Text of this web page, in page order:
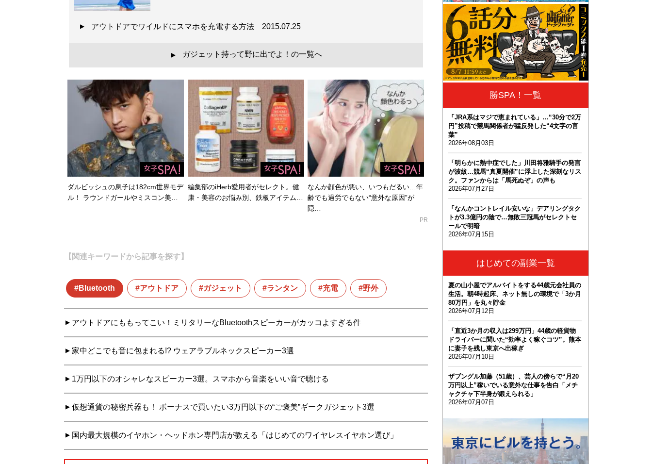
アウトドアでワイルドにスマホを充電する方法 2015.07.25
▲ ガジェット持って野に出でよ！の一覧へ
ダルビッシュの息子は182cm世界モデ
ル！ ラウンドガールやミスコン美…
編集部のiHerb愛用者がセレクト。健
康・美容のお悩み別、鉄板アイテム…
なんか顔色が悪い、いつもだるい…年
齢でも過労でもない“意外な原因”が
隠…
PR
【関連キーワードから記事を探す】
Bluetooth アウトドア ガジェット ランタン 充電 野外
アウトドアにももってこい！ミリタリーなBluetoothスピーカーがカッコよすぎる件
家中どこでも音に包まれる!? ウェアラブルネックスピーカー3選
1万円以下のオシャレなスピーカー3選。スマホから音楽をいい音で聴ける
仮想通貨の秘密兵器も！ ボーナスで買いたい3万円以下の“ご褒美”ギークガジェット3選
国内最大規模のイヤホン・ヘッドホン専門店が教える「はじめてのワイヤレスイヤホン選び」
勝SPA！一覧
「JRA系はマジで恵まれている」…“30分で2万
円”投稿で競馬関係者が猛反発した“4文字の言
葉”
2026年08月03日
「明らかに熱中症でした」川田将雅騎手の発言
が波紋…競馬“真夏開催”に浮上した深刻なリス
ク。ファンからは「馬死ぬぞ」の声も
2026年07月27日
「なんかコントレイル安いな」デアリングタク
トが3.3億円の陰で…無敗三冠馬がセレクトセ
ールで明暗
2026年07月15日
はじめての副業一覧
夏の山小屋でアルバイトをする44歳元会社員の
生活。朝4時起床、ネット無しの環境で「3か月
80万円」を丸々貯金
2026年07月12日
「直近3か月の収入は299万円」44歳の軽貨物
ドライバーに聞いた“効率よく稼ぐコツ”。熊本
に妻子を残し東京へ出稼ぎ
2026年07月10日
ザブングル加藤（51歳）、芸人の傍らで“月20
万円以上”稼いでいる意外な仕事を告白「メチ
ャクチャ下半身が鍛えられる」
2026年07月07日